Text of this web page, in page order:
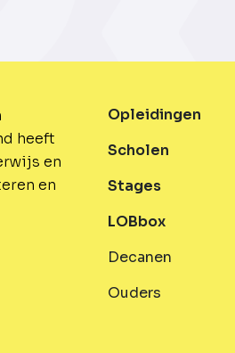
heeft
en
en
Opleidingen
Scholen
Stages
LOBbox
Decanen
Ouders